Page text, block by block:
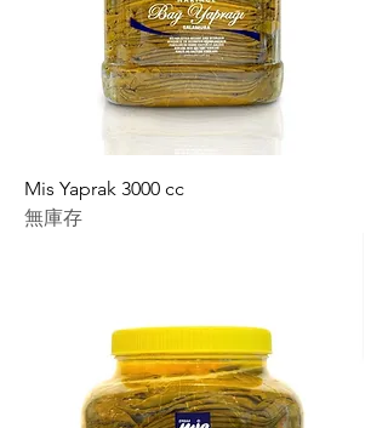
Mis Yaprak 3000 cc
無庫存